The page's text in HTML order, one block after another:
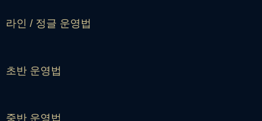
라인 / 정글 운영법
초반 운영법
중반 운영법